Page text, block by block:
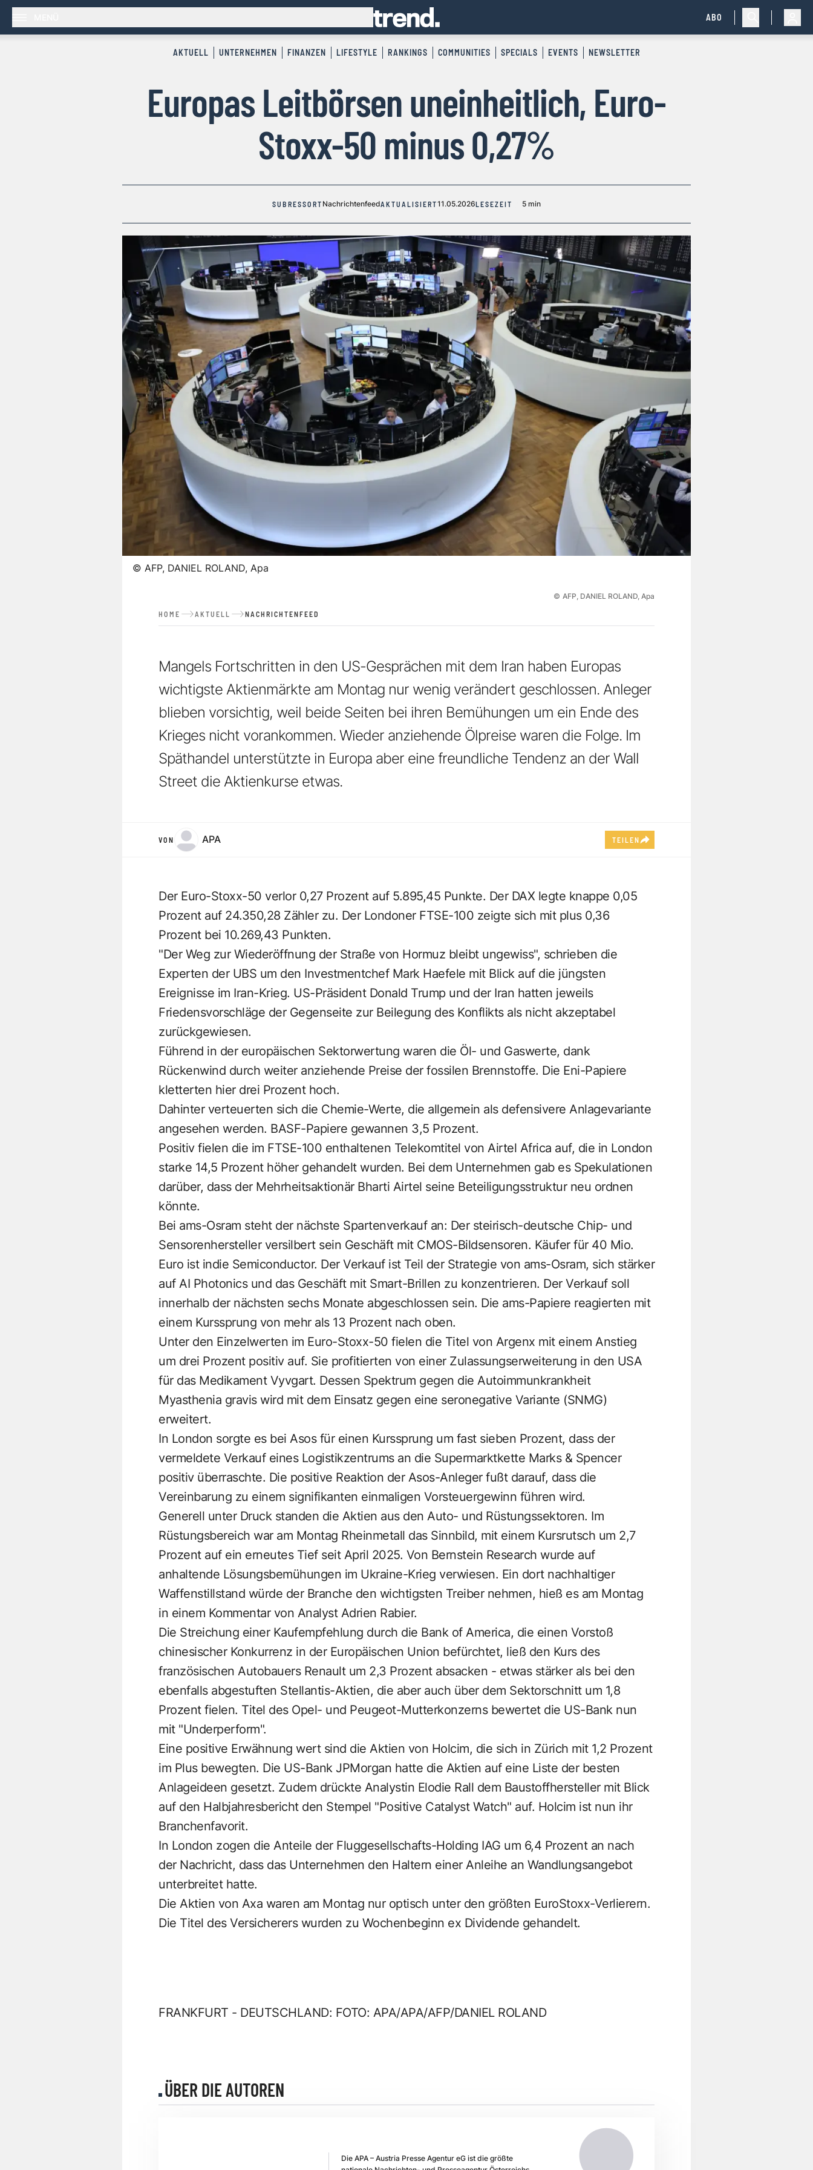
ABO
AKTUELL UNTERNEHMEN FINANZEN LIFESTYLE RANKINGS COMMUNITIES SPECIALS EVENTS NEWSLETTER
Europas Leitbörsen uneinheitlich, Euro-
Stoxx-50 minus 0,27%
SUBRESSORT NachrichtenfeedAKTUALISIERT11.05.2026LESEZEIT 5 min
© AFP, DANIEL ROLAND, Apa
© AFP, DANIEL ROLAND, Apa
HOME AKTUELL NACHRICHTENFEED
Mangels Fortschritten in den US-Gesprächen mit dem Iran haben Europas
wichtigste Aktienmärkte am Montag nur wenig verändert geschlossen. Anleger
blieben vorsichtig, weil beide Seiten bei ihren Bemühungen um ein Ende des
Krieges nicht vorankommen. Wieder anziehende Ölpreise waren die Folge. Im
Späthandel unterstützte in Europa aber eine freundliche Tendenz an der Wall
Street die Aktienkurse etwas.
VON APA TEILEN
Der Euro-Stoxx-50 verlor 0,27 Prozent auf 5.895,45 Punkte. Der DAX legte knappe 0,05
Prozent auf 24.350,28 Zähler zu. Der Londoner FTSE-100 zeigte sich mit plus 0,36
Prozent bei 10.269,43 Punkten.
"Der Weg zur Wiederöffnung der Straße von Hormuz bleibt ungewiss", schrieben die
Experten der UBS um den Investmentchef Mark Haefele mit Blick auf die jüngsten
Ereignisse im Iran-Krieg. US-Präsident Donald Trump und der Iran hatten jeweils
Friedensvorschläge der Gegenseite zur Beilegung des Konflikts als nicht akzeptabel
zurückgewiesen.
Führend in der europäischen Sektorwertung waren die Öl- und Gaswerte, dank
Rückenwind durch weiter anziehende Preise der fossilen Brennstoffe. Die Eni-Papiere
kletterten hier drei Prozent hoch.
Dahinter verteuerten sich die Chemie-Werte, die allgemein als defensivere Anlagevariante
angesehen werden. BASF-Papiere gewannen 3,5 Prozent.
Positiv fielen die im FTSE-100 enthaltenen Telekomtitel von Airtel Africa auf, die in London
starke 14,5 Prozent höher gehandelt wurden. Bei dem Unternehmen gab es Spekulationen
darüber, dass der Mehrheitsaktionär Bharti Airtel seine Beteiligungsstruktur neu ordnen
könnte.
Bei ams-Osram steht der nächste Spartenverkauf an: Der steirisch-deutsche Chip- und
Sensorenhersteller versilbert sein Geschäft mit CMOS-Bildsensoren. Käufer für 40 Mio.
Euro ist indie Semiconductor. Der Verkauf ist Teil der Strategie von ams-Osram, sich stärker
auf AI Photonics und das Geschäft mit Smart-Brillen zu konzentrieren. Der Verkauf soll
innerhalb der nächsten sechs Monate abgeschlossen sein. Die ams-Papiere reagierten mit
einem Kurssprung von mehr als 13 Prozent nach oben.
Unter den Einzelwerten im Euro-Stoxx-50 fielen die Titel von Argenx mit einem Anstieg
um drei Prozent positiv auf. Sie profitierten von einer Zulassungserweiterung in den USA
für das Medikament Vyvgart. Dessen Spektrum gegen die Autoimmunkrankheit
Myasthenia gravis wird mit dem Einsatz gegen eine seronegative Variante (SNMG)
erweitert.
In London sorgte es bei Asos für einen Kurssprung um fast sieben Prozent, dass der
vermeldete Verkauf eines Logistikzentrums an die Supermarktkette Marks & Spencer
positiv überraschte. Die positive Reaktion der Asos-Anleger fußt darauf, dass die
Vereinbarung zu einem signifikanten einmaligen Vorsteuergewinn führen wird.
Generell unter Druck standen die Aktien aus den Auto- und Rüstungssektoren. Im
Rüstungsbereich war am Montag Rheinmetall das Sinnbild, mit einem Kursrutsch um 2,7
Prozent auf ein erneutes Tief seit April 2025. Von Bernstein Research wurde auf
anhaltende Lösungsbemühungen im Ukraine-Krieg verwiesen. Ein dort nachhaltiger
Waffenstillstand würde der Branche den wichtigsten Treiber nehmen, hieß es am Montag
in einem Kommentar von Analyst Adrien Rabier.
Die Streichung einer Kaufempfehlung durch die Bank of America, die einen Vorstoß
chinesischer Konkurrenz in der Europäischen Union befürchtet, ließ den Kurs des
französischen Autobauers Renault um 2,3 Prozent absacken - etwas stärker als bei den
ebenfalls abgestuften Stellantis-Aktien, die aber auch über dem Sektorschnitt um 1,8
Prozent fielen. Titel des Opel- und Peugeot-Mutterkonzerns bewertet die US-Bank nun
mit "Underperform".
Eine positive Erwähnung wert sind die Aktien von Holcim, die sich in Zürich mit 1,2 Prozent
im Plus bewegten. Die US-Bank JPMorgan hatte die Aktien auf eine Liste der besten
Anlageideen gesetzt. Zudem drückte Analystin Elodie Rall dem Baustoffhersteller mit Blick
auf den Halbjahresbericht den Stempel "Positive Catalyst Watch" auf. Holcim ist nun ihr
Branchenfavorit.
In London zogen die Anteile der Fluggesellschafts-Holding IAG um 6,4 Prozent an nach
der Nachricht, dass das Unternehmen den Haltern einer Anleihe an Wandlungsangebot
unterbreitet hatte.
Die Aktien von Axa waren am Montag nur optisch unter den größten EuroStoxx-Verlierern.
Die Titel des Versicherers wurden zu Wochenbeginn ex Dividende gehandelt.
FRANKFURT - DEUTSCHLAND: FOTO: APA/APA/AFP/DANIEL ROLAND
ÜBER DIE AUTOREN
Die APA – Austria Presse Agentur eG ist die größte